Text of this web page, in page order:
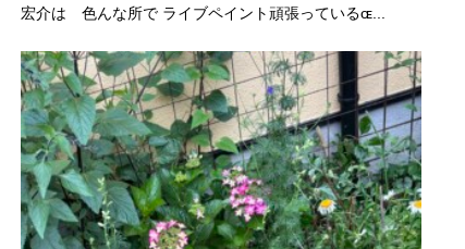
宏介は 色んな所で ライブペイント頑張っているɶ...